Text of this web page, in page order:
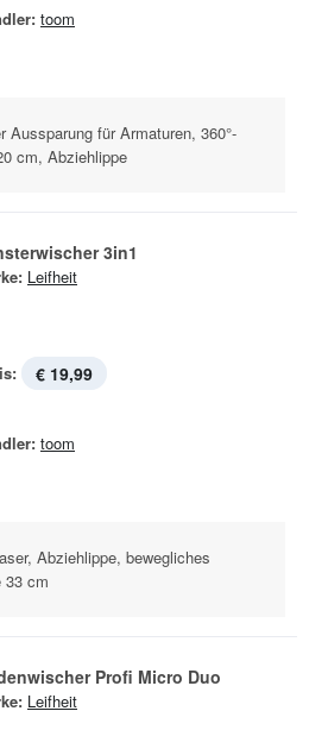
toom
Aussparung für Armaturen, 360°-
cm, Abziehlippe
3in1
Leifheit
€ 19,99
toom
Abziehlippe, bewegliches
33 cm
Profi Micro Duo
Leifheit